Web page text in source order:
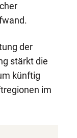
der
stärkt die
künftig
im